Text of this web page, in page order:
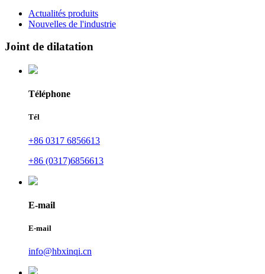
Actualités produits
Nouvelles de l'industrie
Joint de dilatation
Téléphone
Tél
+86 0317 6856613
+86 (0317)6856613
E-mail
E-mail
info@hbxinqi.cn